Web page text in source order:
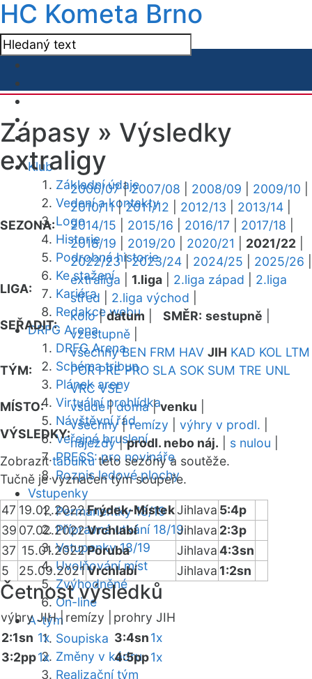
HC Kometa Brno
Klub
Základní údaje
Vedení a kontakty
Logo
Historie
Podrobná historie
Ke stažení
Kariéra
Redakce webu
DRFG Arena
DRFG Arena
Schéma tribun
Plánek areny
Virtuální prohlídka
Návštěvní řád
Veřejné bruslení
PRESS: pro novináře
Rozpis ledové plochy
Vstupenky
Permanentky 18/19
Přípravná utkání 18/19
Vstupenky 18/19
Uvolňování míst
Zvýhodněné
On-line
A-tým
Soupiska
Změny v kádru
Realizační tým
Zápasy » Výsledky
extraligy
SEZONA:
2006/07|2007/08 2008/09 2009/10
2010/11|2011/12 2012/13 2013/14
2014/15
2015/16 2016/17 2017/18
2018/19
2019/20 2020/21 2021/22
2022/23|2023/24 2024/25 2025/26
LIGA:
extraliga 1.liga 2.liga západ
2.liga
střed
2.liga východ
SEŘADIT:
kolo|datum SMĚR: sestupně
vzestupně
TÝM:
všechny BEN FRM HAV JIH KAD KOL LTM
POR PRE PRO SLA SOK SUM TRE UNL
VRC VSE
MÍSTO:
všude|doma|venku
VÝSLEDKY:
všechny|remízy výhry v prodl.
nájezdy|prodl. nebo náj. s nulou
Zobrazittabulkutéto sezóny a soutěže.
Tučně je vyznačen tým soupeře.
47 19.02.2022Frýdek-MístekJihlava 5:4p
39 07.02.2022Vrchlabí Jihlava 2:3p
37 15.01.2022Poruba Jihlava4:3sn
5
25.09.2021Vrchlabí Jihlava 1:2sn
Četnost výsledků
výhry JIH | remízy |
prohry JIH
2:1sn 1x
3:2pp1x
3:4sn1x
4:5pp1x